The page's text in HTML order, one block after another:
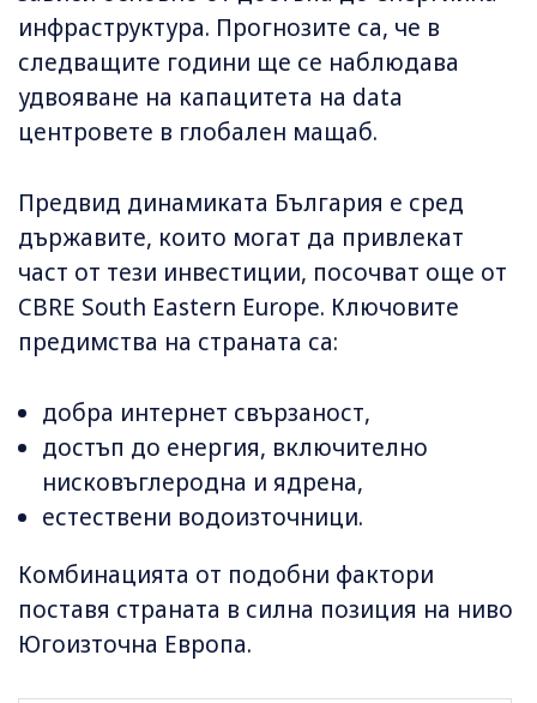
инфраструктура. Прогнозите са, че в
следващите години ще се наблюдава
удвояване на капацитета на data
центровете в глобален мащаб.
Предвид динамиката България е сред
държавите, които могат да привлекат
част от тези инвестиции, посочват още от
CBRE South Eastern Europe. Ключовите
предимства на страната са:
добра интернет свързаност,
достъп до енергия, включително
нисковъглеродна и ядрена,
естествени водоизточници.
Комбинацията от подобни фактори
поставя страната в силна позиция на ниво
Югоизточна Европа.